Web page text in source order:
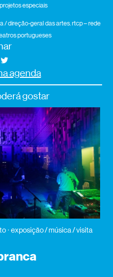
especiais
/ direção-geral das artes. rtcp – rede
portugueses
agenda
gostar
exposição / música / visita